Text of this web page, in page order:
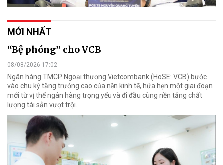
MỚI NHẤT
“Bệ phóng” cho VCB
08/08/2026 17:02
Ngân hàng TMCP Ngoại thương Vietcombank (HoSE: VCB) bước
vào chu kỳ tăng trưởng cao của nền kinh tế, hứa hẹn một giai đoạn
mới từ vị thế ngân hàng trọng yếu và đi đầu cùng nền tảng chất
lượng tài sản vượt trội.